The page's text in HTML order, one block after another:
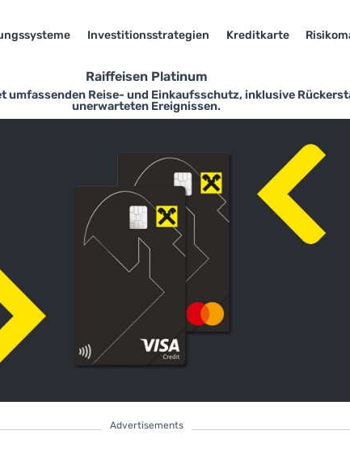
Investitionsstrategien Kreditkarte
Raiffeisen Platinum
umfassenden Reise- und Einkaufsschutz, inklusive
unerwarteten Ereignissen.
Advertisements